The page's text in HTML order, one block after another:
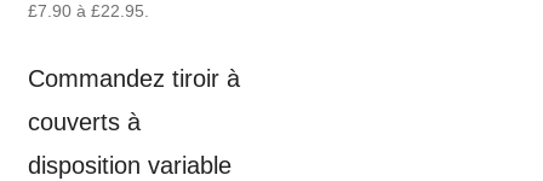
£7.90 à £22.95.
Commandez tiroir à
couverts à
disposition variable